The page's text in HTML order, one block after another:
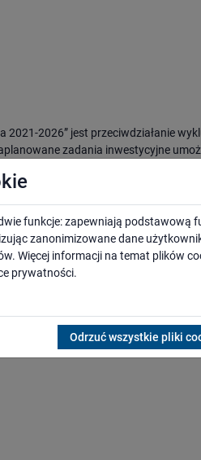
2026” jest przeciwdziałanie
zadania inwestycyjne
Programu Przystankowego
ponad 1 mld zł.
parkingów to 74,31 mln zł.
funkcje: zapewniają podstawową
zanonimizowane dane
Więcej informacji na temat plików
prywatności.
Odrzuć wszystkie pliki